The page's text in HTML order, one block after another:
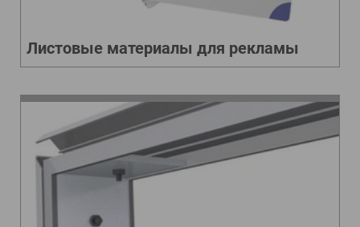
Листовые материалы для рекламы